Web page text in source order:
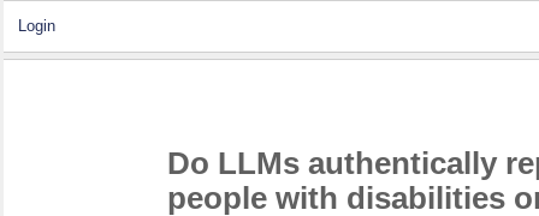
Login
Do LLMs authentically
people with disabilities